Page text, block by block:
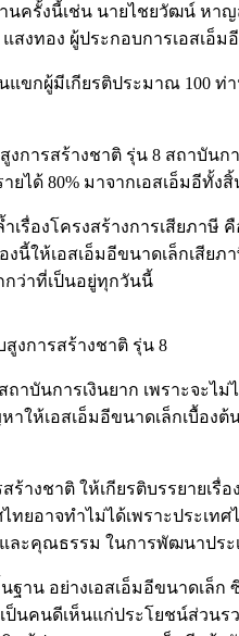
นครั้งนี้เช่น นายไชยวัฒน์
งทอง ผู้ประกอบการเอสเอ็ม
ขกผู้มีเกียรติประมาณ 100
ารสร้างชาติ รุ่น 8 สถาบันก
ได้ 80% มาจากเอสเอ็มอีทั้งสิ้
รื่องโครงสร้างการเสียภา
ให้เอสเอ็มอีขนาดเล็กเสี
กว่าที่เป็นอยู่ทุกวันนี้
งการสร้างชาติ รุ่น 8
าบันการเงินยาก เพราะจะ
ให้เอสเอ็มอีขนาดเล็กเบื้อ
งชาติ ให้เกียรติบรรยายเรื่
ทยอาจทำไม่ได้เพราะปร
ละคุณธรรม ในการพัฒนาปร
าน อย่างเอสเอ็มอีขนาดเล็
นคนดีเห็นแก่ประโยชน์ส่วน